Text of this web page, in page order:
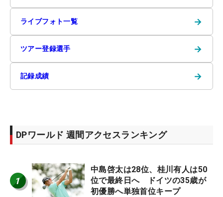
ライブフォト一覧 →
ツアー登録選手 →
記録成績 →
DPワールド 週間アクセスランキング
1
中島啓太は28位、桂川有人は50
位で最終日へ ドイツの35歳が
初優勝へ単独首位キープ